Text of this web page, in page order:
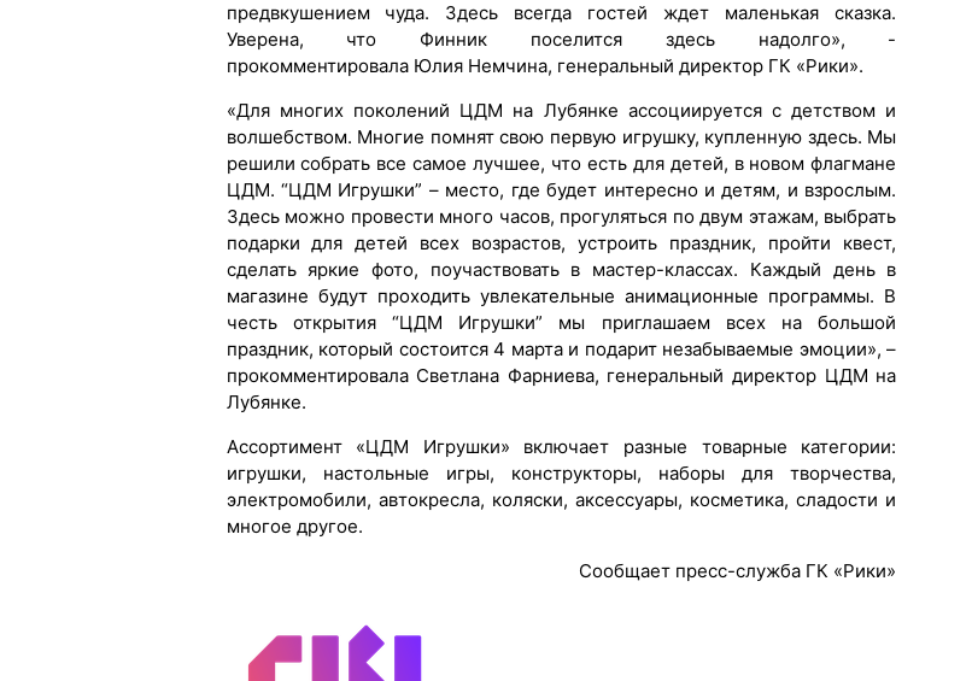
предвкушением чуда. Здесь всегда гостей ждет маленькая сказка.
Уверена, что Финник поселится здесь надолго», -
прокомментировала Юлия Немчина, генеральный директор ГК «Рики».
«Для многих поколений ЦДМ на Лубянке ассоциируется с детством и
волшебством. Многие помнят свою первую игрушку, купленную здесь. Мы
решили собрать все самое лучшее, что есть для детей, в новом флагмане
ЦДМ. “ЦДМ Игрушки” – место, где будет интересно и детям, и взрослым.
Здесь можно провести много часов, прогуляться по двум этажам, выбрать
подарки для детей всех возрастов, устроить праздник, пройти квест,
сделать яркие фото, поучаствовать в мастер-классах. Каждый день в
магазине будут проходить увлекательные анимационные программы. В
честь открытия “ЦДМ Игрушки” мы приглашаем всех на большой
праздник, который состоится 4 марта и подарит незабываемые эмоции», –
прокомментировала Светлана Фарниева, генеральный директор ЦДМ на
Лубянке.
Ассортимент «ЦДМ Игрушки» включает разные товарные категории:
игрушки, настольные игры, конструкторы, наборы для творчества,
электромобили, автокресла, коляски, аксессуары, косметика, сладости и
многое другое.
Сообщает пресс-служба ГК «Рики»